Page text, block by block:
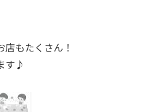
もたくさん！
す♪